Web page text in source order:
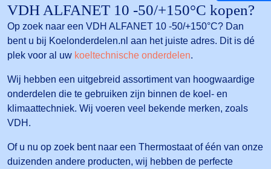
VDH ALFANET 10 -50/+150°C kopen?
Op zoek naar een VDH ALFANET 10 -50/+150°C? Dan
bent u bij Koelonderdelen.nl aan het juiste adres. Dit is dé
plek voor al uw koeltechnische onderdelen.
Wij hebben een uitgebreid assortiment van hoogwaardige
onderdelen die te gebruiken zijn binnen de koel- en
klimaattechniek. Wij voeren veel bekende merken, zoals
VDH.
Of u nu op zoek bent naar een Thermostaat of één van onze
duizenden andere producten, wij hebben de perfecte